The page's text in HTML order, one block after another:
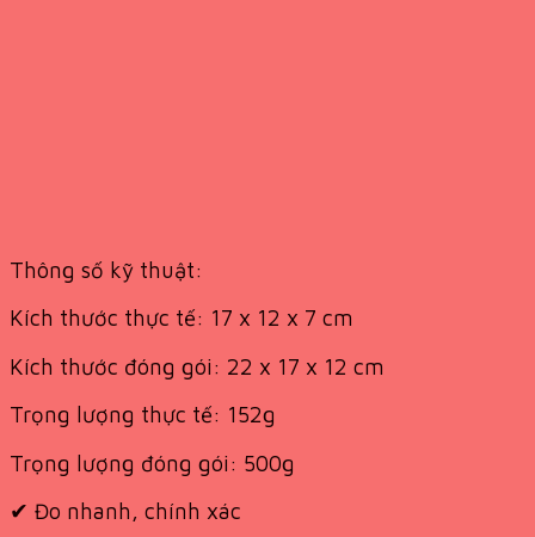
Thông số kỹ thuật:
Kích thước thực tế: 17 x 12 x 7 cm
Kích thước đóng gói: 22 x 17 x 12 cm
Trọng lượng thực tế: 152g
Trọng lượng đóng gói: 500g
✔ Đo nhanh, chính xác